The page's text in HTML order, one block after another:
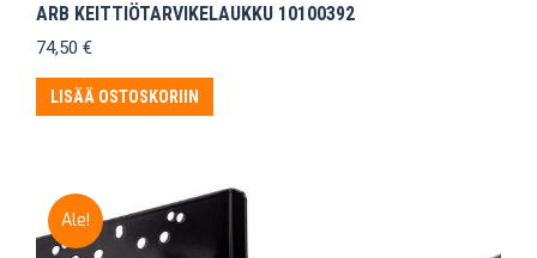
ARB KEITTIÖTARVIKELAUKKU 10100392
74,50 €
LISÄÄ OSTOSKORIIN
Ale!